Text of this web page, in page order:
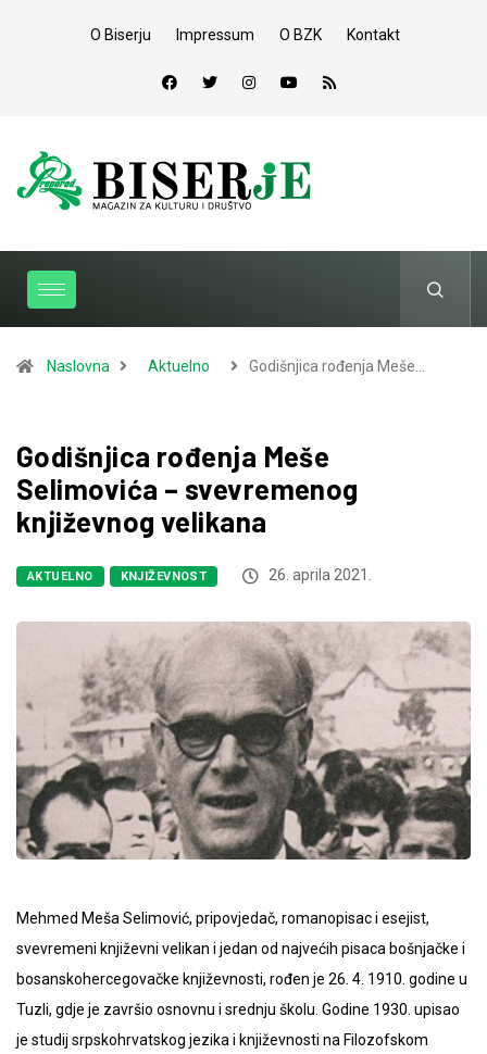
O Biserju Impressum O BZK Kontakt
Naslovna Aktuelno Godišnjica rođenja Meše…
Godišnjica rođenja Meše
Selimovića – svevremenog
književnog velikana
AKTUELNO KNJIŽEVNOST 26. aprila 2021.
Mehmed Meša Selimović, pripovjedač, romanopisac i esejist,
svevremeni književni velikan i jedan od najvećih pisaca bošnjačke i
bosanskohercegovačke književnosti, rođen je 26. 4. 1910. godine u
Tuzli, gdje je završio osnovnu i srednju školu. Godine 1930. upisao
je studij srpskohrvatskog jezika i književnosti na Filozofskom